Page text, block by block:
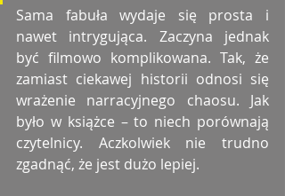
Sama fabuła wydaje się prosta i
nawet intrygująca. Zaczyna jednak
być filmowo komplikowana. Tak, że
zamiast ciekawej historii odnosi się
wrażenie narracyjnego chaosu. Jak
było w książce – to niech porównają
czytelnicy. Aczkolwiek nie trudno
zgadnąć, że jest dużo lepiej.